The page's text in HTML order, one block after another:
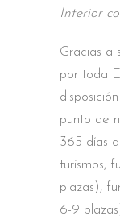
Interior
Gracias a
por toda
punto de
365 días
turismos,
plazas),
6-9